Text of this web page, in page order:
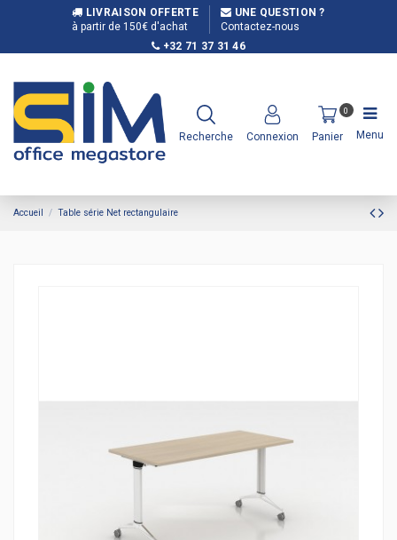
LIVRAISON OFFERTE
à partir de 150€ d'achat
UNE QUESTION ?
Contactez-nous
+32 71 37 31 46
Recherche Connexion
0
Panier Menu
Accueil Table série Net rectangulaire